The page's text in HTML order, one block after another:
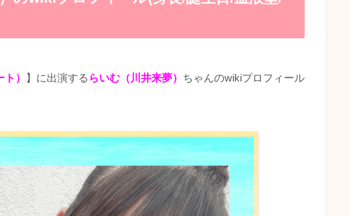
） 】に出演する らいむ（川井来夢） ちゃんのwikiプロフィール